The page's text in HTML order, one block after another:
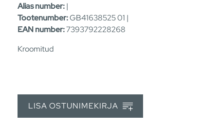
Alias number:|
Tootenumber:GB41638525 01 |
EAN number:7393792228268
Kroomitud
LISA OSTUNIMEKIRJA